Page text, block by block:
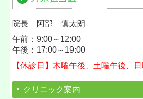
院長
阿部 慎太朗
午前：9:00～12:00
午後：17:00～19:00
【休診日】木曜午後、土曜午後、
クリニック案内